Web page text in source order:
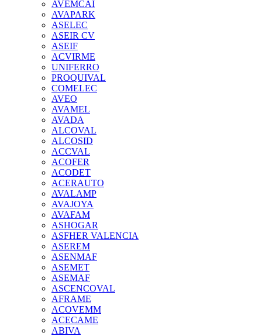
AVEMCAI
AVAPARK
ASELEC
ASEIR CV
ASEIF
ACVIRME
UNIFERRO
PROQUIVAL
COMELEC
AVEO
AVAMEL
AVADA
ALCOVAL
ALCOSID
ACCVAL
ACOFER
ACODET
ACERAUTO
AVALAMP
AVAJOYA
AVAFAM
ASHOGAR
ASFHER VALENCIA
ASEREM
ASENMAF
ASEMET
ASEMAF
ASCENCOVAL
AFRAME
ACOVEMM
ACECAME
ABIVA